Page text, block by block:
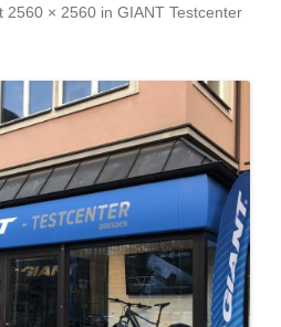
2560 × 2560 in GIANT Testcenter